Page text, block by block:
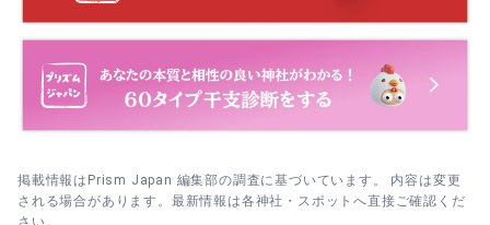
掲載情報はPrism Japan 編集部の調査に基づいています。 内容は変更
される場合があります。最新情報は各神社・スポットへ直接ご確認くだ